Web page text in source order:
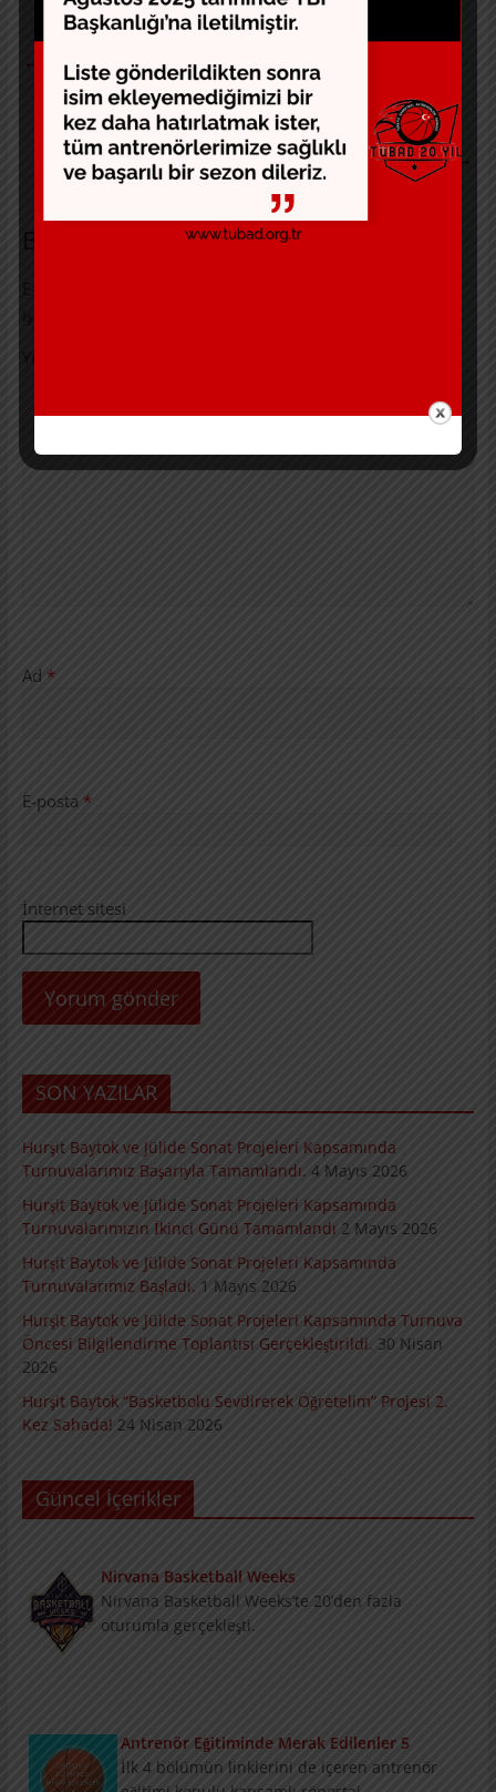
← 7. Buluşmamızda Marmara’daydık
Aidat Ödemeleri Hakkında→
Ad *
E-posta *
İnternet sitesi
SON YAZILAR
Hurşit Baytok ve Jülide Sonat Projeleri Kapsamında
Turnuvalarımız Başarıyla Tamamlandı. 4 Mayıs 2026
Hurşit Baytok ve Jülide Sonat Projeleri Kapsamında
Turnuvalarımızın İkinci Günü Tamamlandı 2 Mayıs 2026
Hurşit Baytok ve Jülide Sonat Projeleri Kapsamında
Turnuvalarımız Başladı. 1 Mayıs 2026
Hurşit Baytok ve Jülide Sonat Projeleri Kapsamında Turnuva
Öncesi Bilgilendirme Toplantısı Gerçekleştirildi. 30 Nisan
2026
Hurşit Baytok “Basketbolu Sevdirerek Öğretelim” Projesi 2.
Kez Sahada! 24 Nisan 2026
Güncel İçerikler
Nirvana Basketball Weeks’te 20’den fazla oturumla
gerçekleşti.
İlk 4 bölümün linklerini de içeren antrenör eğitimi konulu
kapsamlı röportaj